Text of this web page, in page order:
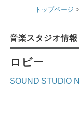
トップページ
音楽スタジオ情報
ロビー
SOUND STUDIO